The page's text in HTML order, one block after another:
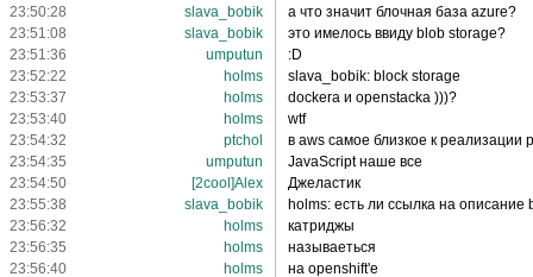
23:50:28
slava_bobik
а что значит блочная база azure?
23:51:08
slava_bobik
это имелось ввиду blob storage?
23:51:36
umрutun
:D
23:52:22
holms
slava_bobik: block storage
23:53:37
holms
dockera и openstacka )))?
23:53:40
holms
wtf
23:54:32
ptchol
в aws самое близкое к реализации
23:54:35
umрutun
JavaScript наше все
23:54:50
[2cool]Alex
Джеластик
23:55:38
slava_bobik
holms: есть ли ссылка на описание
23:56:32
holms
катриджы
23:56:35
holms
называеться
23:56:40
holms
на openshift'e